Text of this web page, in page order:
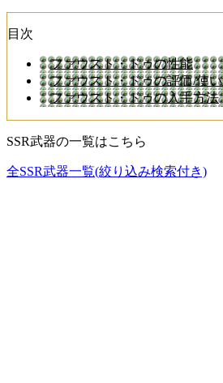
目次
ファウスト・ドゥの性能
ファウスト・ドゥの評価/使
ファウスト・ドゥの入手方法
SSR武器の一覧はこちら
全SSR武器一覧(絞り込み検索付き)